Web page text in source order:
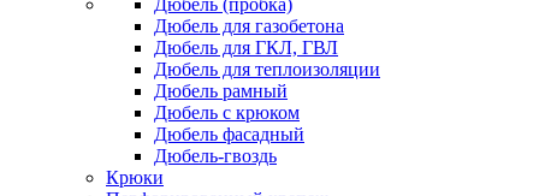
Дюбель (пробка)
Дюбель для газобетона
Дюбель для ГКЛ, ГВЛ
Дюбель для теплоизоляции
Дюбель рамный
Дюбель с крюком
Дюбель фасадный
Дюбель-гвоздь
Крюки